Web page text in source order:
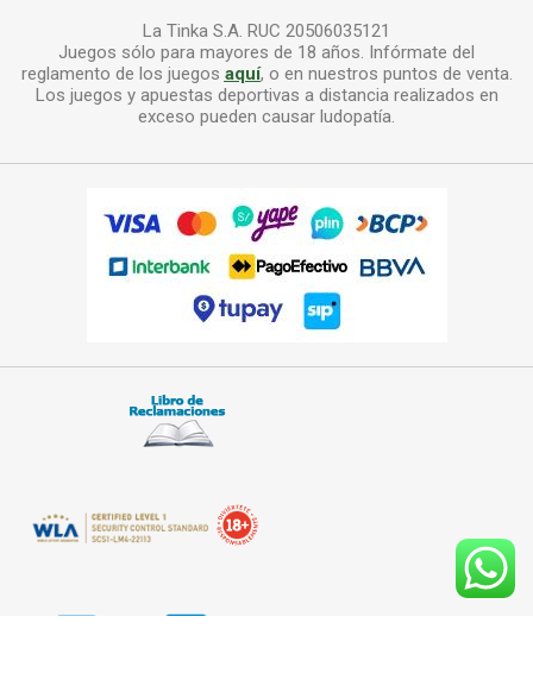
La Tinka S.A. RUC 20506035121
Juegos sólo para mayores de 18 años. Infórmate del
reglamento de los juegos aquí, o en nuestros puntos de venta.
Los juegos y apuestas deportivas a distancia realizados en
exceso pueden causar ludopatía.